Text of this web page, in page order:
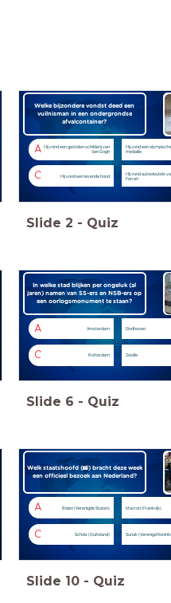
Welke bijzondere vondst deed een
vuilnisman in een ondergrondse
afvalcontainer?
A
Hij vond een gestolen schilderij van
Van Gogh
Hij vond een
medaille
C Hij vond een levende hond
Hij vond autosleutels
Ferrari
Slide 2 - Quiz
In welke stad blijken per ongeluk (al
jaren) namen van SS-ers en NSB-ers op
een oorlogsmonument te staan?
A Amsterdam Eindhoven
C Rotterdam Zwolle
Slide 6 - Quiz
Welk staatshoofd (📸) bracht deze week
een officieel bezoek aan Nederland?
A Biden (Verenigde Staten) Macron (Frankrijk)
C Scholz (Duitsland) Sunak (Verenigd
Slide 10 - Quiz